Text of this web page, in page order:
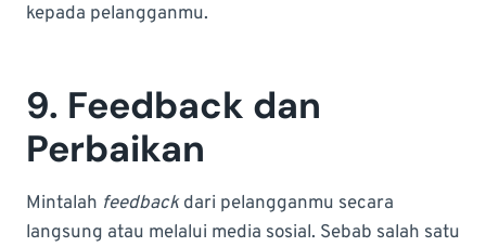
kepada pelangganmu.
9. Feedback dan
Perbaikan
Mintalah feedbackdari pelangganmu secara
langsung atau melalui media sosial. Sebab salah satu